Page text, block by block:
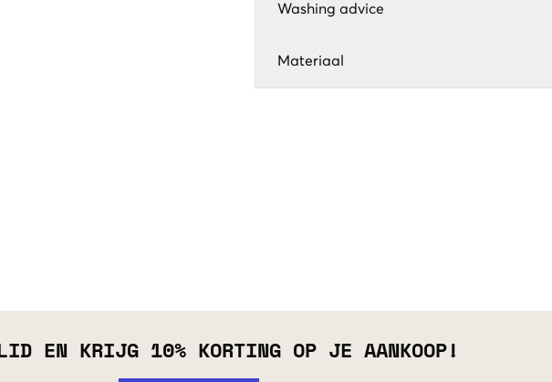
Washing advice
Materiaal
EN KRIJG 10% KORTING OP JE AANKOOP!